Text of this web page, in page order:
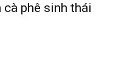
cà phê sinh thái